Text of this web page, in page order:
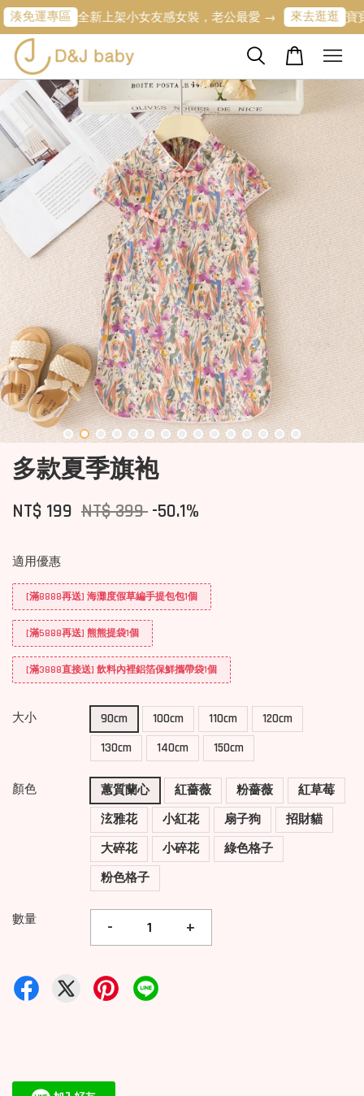
全新上架小女友感女裝，老公最愛 → 來去逛逛 寶寶的第一條專
多款夏季旗袍
NT$ 199 NT$ 399 -50.1%
適用優惠
[滿8888再送] 海灘度假草編手提包包1個
[滿5888再送] 熊熊提袋1個
[滿3888直接送] 飲料內裡鋁箔保鮮攜帶袋1個
大小 90cm 100cm 110cm
120cm
130cm
140cm 150cm
顏色 蕙質蘭心 紅薔薇 粉薔薇
紅草莓
泫雅花
小紅花 扇子狗
招財貓
大碎花
小碎花
綠色格子
粉色格子
數量 - +